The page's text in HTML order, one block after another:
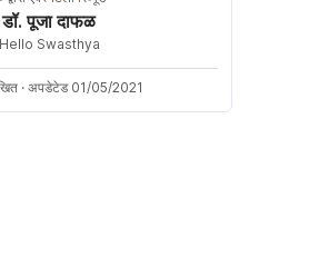
डॉ. पूजा दाफळ
Hello Swasthya
· अपडेटेड 01/05/2021